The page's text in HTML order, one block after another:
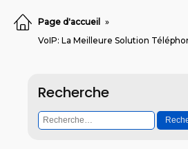
Page d'accueil
»
VoIP: La Meilleure Solution
Recherche
Rechercher :